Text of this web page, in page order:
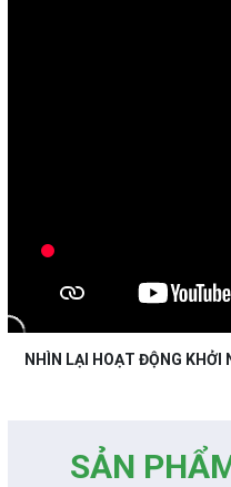
NHÌN LẠI HOẠT ĐỘNG
SẢN